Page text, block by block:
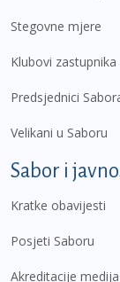
Stegovne mjere
Klubovi zastupnika
Predsjednici
Velikani u Saboru
Sabor i
Kratke obavijesti
Posjeti Saboru
Akreditacije medija